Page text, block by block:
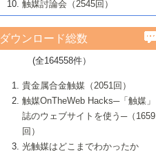
B号 第117回触媒討論会（2016年・大阪府
立大学）
B号 第115回触媒討論会（2015年・成蹊大
B号 第113回触媒討論会（2014年・ロワジ
ールホテル豊橋）
6号 ナノ空間─吸着状態解析から新機能開拓
B号 第111回触媒討論会（2013年・関西大
6号 グラフェン
7号 水素を利用する化成品合成の新潮流
合成
6号 新しい固体酸触媒技術
7号 ゼオライト合成における最近の進歩
計による触媒の高機能化
5号 触媒を有効に使うための技術
7号 有機分子触媒による精密有機合成
8号 高機能化ポリオレフィンに向けた重合
触媒の最近の進展
4号 水素社会の実現に向けた水素製造・貯
蔵技術の進歩
5号 CO2が関わる触媒・材料
7号 持続可能社会実現のための触媒および
触媒関連技術
2号 第101回触媒討論会
4号 錯体を利用したユニークな表面構造の
構築と機能
5号 若手会員による触媒研究の未来展望1：
企業編
6号 第102回触媒討論会
7号 触媒・化学反応における計算化学の進
2号 第99回触媒討論会
3号 実用的ファインケミカル合成プロセス
を実現する触媒
5号 こんな物質，あんな物質―新たな触媒
の可能性―
7号 『結晶の化学』を活かした触媒研究
1号 固体酸触媒の最近の進歩
2号 第97回触媒討論会
3号 リビング重合触媒の最近の展開
5号 水素製造・貯蔵のための触媒技術の新
しい展開
6号 第98回触媒討論会
7号 基礎化学品製造の触媒技術
1号 最近の触媒担体とその効果
2号 第95回触媒討論会
4号 水分解用光触媒材料
5号 時間分解分光の進歩と応用
6号 第96回触媒討論会
▼46巻（2004年）
1号 部分酸化反応触媒の最前線
2号 第93回触媒討論会
3号 特殊エネルギー場の触媒反応
4号 生体内における金属の触媒作用
5号 ファインケミカルズの展開に寄与する
▼45巻（2003年）
1号 なぜこの触媒が良いのか？
2号 第91回触媒討論会
3号 最近の自動車排ガス処理技術
4号 触媒研究の現状と将来─第90回触媒討論
▼44巻（2002年）
1号 高次制御された触媒の化学
2号 第89回触媒討論会
3号 触媒を利用した電気化学の新展開
▼43巻（2001年）
1号 グリーンケミストリーと触媒
2号 第87回触媒討論会特集号
▼42巻（2000年）
1号 触媒反応工学の明日を拓く
▼41巻（1999年）
触媒討論会（2545回）
ダウンロード総数
(全164558件）
貴金属合金触媒（2051回）
触媒OnTheWeb Hacks─「触媒」
誌のウェブサイトを使う─（1659
回）
光触媒はどこまでわかったか